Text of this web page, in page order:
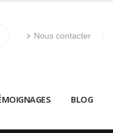
Nous contacter
BLOG